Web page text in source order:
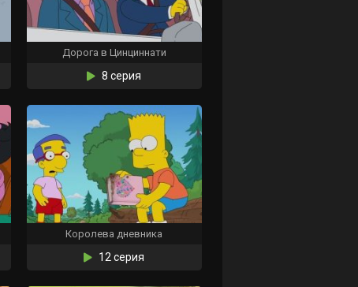
Дорога в Цинциннати
8 серия
Королева дневника
12 серия